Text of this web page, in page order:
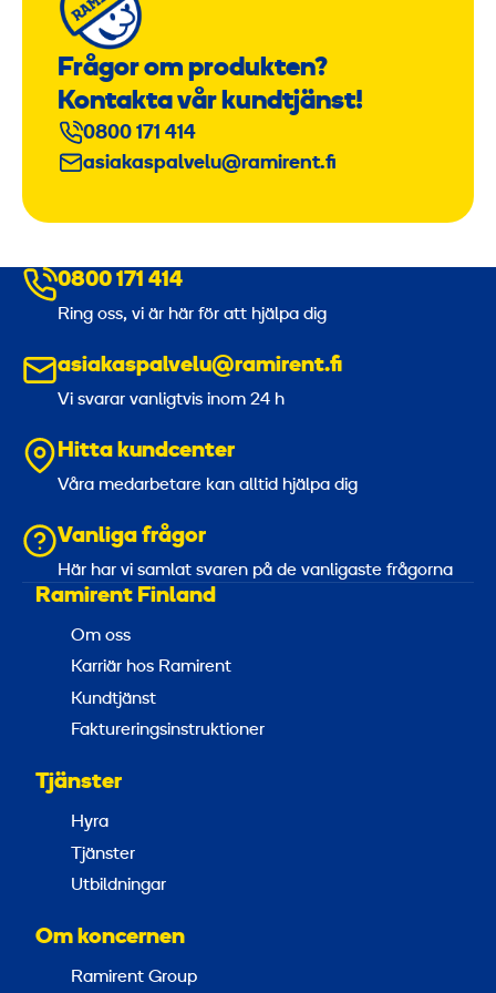
Frågor om produkten?
Kontakta vår kundtjänst!
0800 171 414
asiakaspalvelu@ramirent.fi
0800 171 414
Ring oss, vi är här för att hjälpa dig
asiakaspalvelu@ramirent.fi
Vi svarar vanligtvis inom 24 h
Hitta kundcenter
Våra medarbetare kan alltid hjälpa dig
Vanliga frågor
Här har vi samlat svaren på de vanligaste frågorna
Ramirent Finland
Om oss
Karriär hos Ramirent
Kundtjänst
Faktureringsinstruktioner
Tjänster
Hyra
Tjänster
Utbildningar
Om koncernen
Ramirent Group